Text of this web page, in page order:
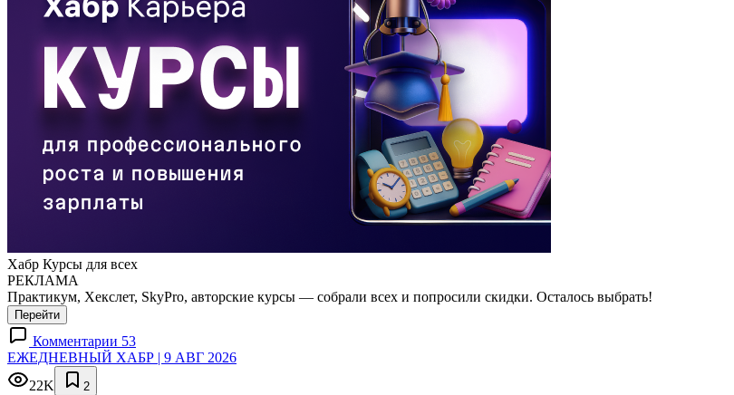
Хабр Курсы для всех
РЕКЛАМА
Практикум, Хекслет, SkyPro, авторские курсы — собрали всех и попросили скидки. Осталось выбрать!
Перейти
Комментарии 53
ЕЖЕДНЕВНЫЙ ХАБР | 9 АВГ 2026
22K
2